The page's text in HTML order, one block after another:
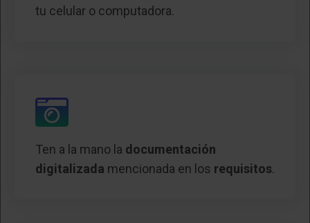
tu celular o computadora.
Ten a la mano la documentación
digitalizada mencionada en los requisitos.